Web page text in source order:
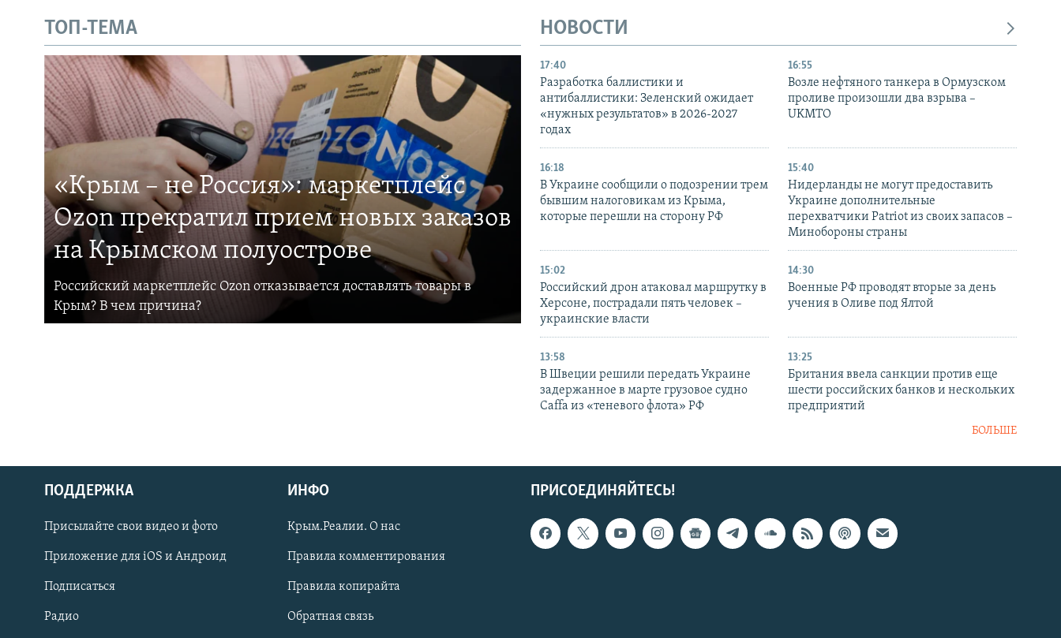
Українською
Qırımtatar
ПРИСОЕДИНЯЙТЕСЬ!
ТОП-ТЕМА
«Крым – не Россия»: маркетплейс
Ozon прекратил прием новых заказов
на Крымском полуострове
Российский маркетплейс Ozon отказывается доставлять товары в
Крым? В чем причина?
НОВОСТИ
17:40
Разработка баллистики и
антибаллистики: Зеленский ожидает
«нужных результатов» в 2026-2027
годах
16:55
Возле нефтяного танкера в Ормузском
проливе произошли два взрыва –
UKMTO
16:18
В Украине сообщили о подозрении трем
бывшим налоговикам из Крыма,
которые перешли на сторону РФ
15:40
Нидерланды не могут предоставить
Украине дополнительные
перехватчики Patriot из своих запасов –
Минобороны страны
15:02
Российский дрон атаковал маршрутку в
Херсоне, пострадали пять человек –
украинские власти
14:30
Военные РФ проводят вторые за день
учения в Оливе под Ялтой
13:58
В Швеции решили передать Украине
задержанное в марте грузовое судно
Caffa из «теневого флота» РФ
13:25
Британия ввела санкции против еще
шести российских банков и нескольких
предприятий
БОЛЬШЕ
ПРИСОЕДИНЯЙТЕСЬ!
ПОДДЕРЖКА
Присылайте свои видео и фото
Приложение для iOS и Андроид
Подписаться
Радио
ИНФО
Крым.Реалии. О нас
Правила комментирования
Правила копирайта
Обратная связь